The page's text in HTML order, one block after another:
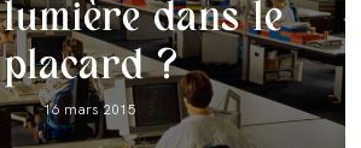
dans le
placard ?
Post
published:
16 mars 2015